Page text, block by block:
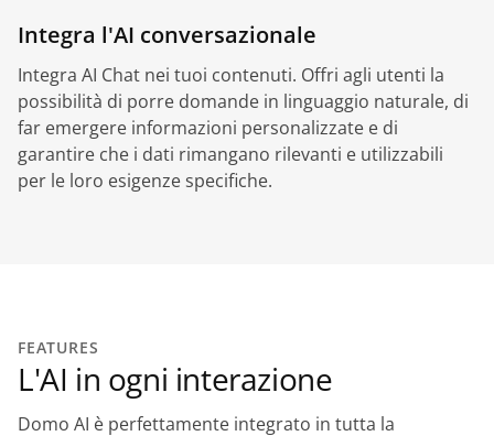
Integra l'AI conversazionale
Integra AI Chat nei tuoi contenuti. Offri agli utenti la
possibilità di porre domande in linguaggio naturale, di
far emergere informazioni personalizzate e di
garantire che i dati rimangano rilevanti e utilizzabili
per le loro esigenze specifiche.
FEATURES
L'AI in ogni interazione
Domo AI è perfettamente integrato in tutta la